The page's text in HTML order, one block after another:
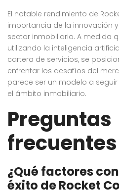
El notable rendimiento de
importancia de la innovación
sector inmobiliario. A medida
utilizando la inteligencia
cartera de servicios, se
enfrentar los desafíos del
parece ser un modelo a
el ámbito inmobiliario.
Preguntas
frecuentes
¿Qué factores
éxito de Rocket